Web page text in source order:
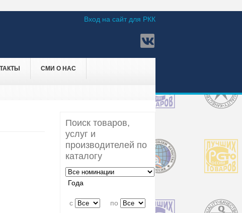
Вход на сайт для РКК
СМИ О НАС
Поиск товаров,
услуг и
производителей по
каталогу
Года
c по